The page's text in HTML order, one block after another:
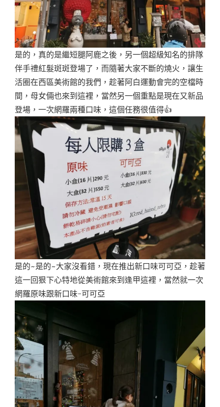
是的，真的是繼短腿阿鹿之後，另一個超級知名的排隊
伴手禮紅髮斑斑登場了，而隨著大家不斷的燒火，讓生
活圈在西區美術館的我們，趁著阿白運動會完的空檔時
間，母女倆也來到這裡，當然另一個重點是現在又新品
登場，一次網羅兩種口味，這個任務很值得👍
是的~是的~大家沒看錯，現在推出新口味可可亞，趁著
這一回狠下心特地從美術館來到逢甲這裡，當然就一次
網羅原味跟新口味-可可亞